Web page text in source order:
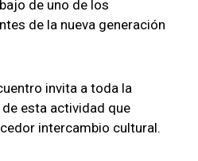
de uno de los
de la nueva generación
invita a toda la
esta actividad que
intercambio cultural.